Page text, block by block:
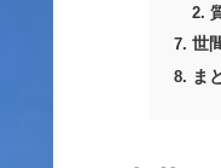
世
ま